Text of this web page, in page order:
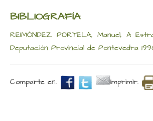
BIBLIOGRAFÍA
REIMÓNDEZ PORTELA, Manuel, A
Deputación Provincial de Pontevedra
Comparte en. Imprimir.